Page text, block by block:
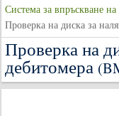
Система за впръскване на
Проверка на диска за
Проверка на
дебитомера